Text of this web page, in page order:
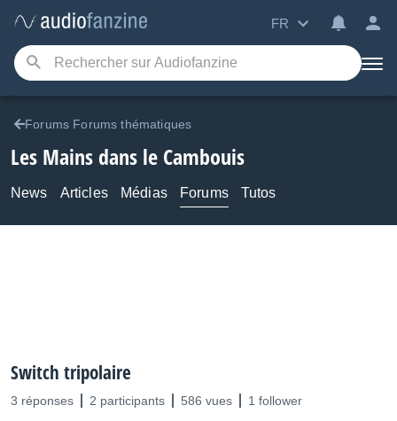
FR
Forums Forums thématiques
Les Mains dans le Cambouis
News Articles Médias Forums Tutos
Switch tripolaire
3 réponses 2 participants 586 vues 1 follower